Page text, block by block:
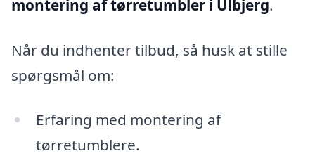
montering af tørretumbler i Ulbjerg.
Når du indhenter tilbud, så husk at stille
spørgsmål om:
Erfaring med montering af
tørretumblere.